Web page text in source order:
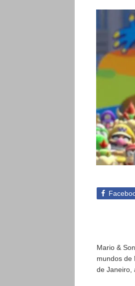
Mario &
mundos de
de Janeiro,